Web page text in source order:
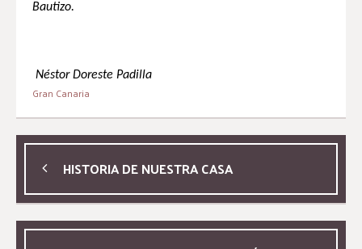
Bautizo.
Néstor Doreste Padilla
Gran Canaria
HISTORIA DE NUESTRA CASA